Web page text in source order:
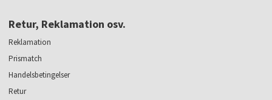
Retur, Reklamation osv.
Reklamation
Prismatch
Handelsbetingelser
Retur